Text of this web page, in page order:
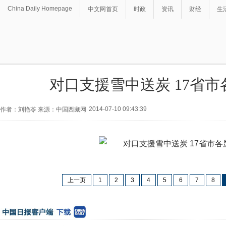
China Daily Homepage 中文网首页 时政 资讯 财经 生
对口支援雪中送炭 17省市
作者：刘艳苓 来源：中国西藏网 2014-07-10 09:43:39
上一页 1 2 3 4 5 6 7 8